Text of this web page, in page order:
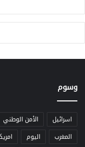
ن
0
4
ا
ت
د
وسوم
اسرائيل الأمن الوطني
المغرب
اليوم